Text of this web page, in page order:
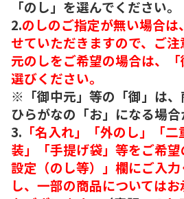
「のし」を選んでください。
2.のしのご指定が無い場合は
せていただきますので、ご
元のしをご希望の場合は、
選びください。
※「御中元」等の「御」は、
ひらがなの「お」になる場合
3. 「名入れ」「外のし」「
装」「手提げ袋」等をご希
設定（のし等）」欄にご入
し、一部の商品については